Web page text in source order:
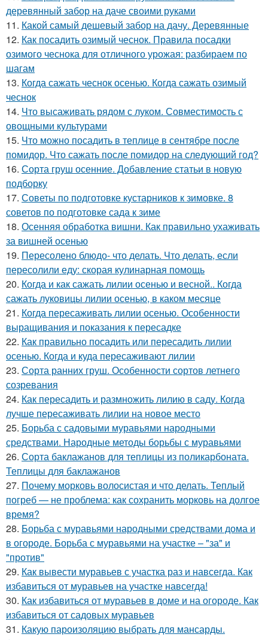
деревянный забор на даче своими руками
11. Какой самый дешевый забор на дачу. Деревянные
12. Как посадить озимый чеснок. Правила посадки
озимого чеснока для отличного урожая: разбираем по
шагам
13. Когда сажать чеснок осенью. Когда сажать озимый
чеснок
14. Что высаживать рядом с луком. Совместимость с
овощными культурами
15. Что можно посадить в теплице в сентябре после
помидор. Что сажать после помидор на следующий год?
16. Сорта груш осенние. Добавление статьи в новую
подборку
17. Советы по подготовке кустарников к зимовке. 8
советов по подготовке сада к зиме
18. Осенняя обработка вишни. Как правильно ухаживать
за вишней осенью
19. Пересолено блюдо- что делать. Что делать, если
пересолили еду: скорая кулинарная помощь
20. Когда и как сажать лилии осенью и весной.. Когда
сажать луковицы лилии осенью, в каком месяце
21. Когда пересаживать лилии осенью. Особенности
выращивания и показания к пересадке
22. Как правильно посадить или пересадить лилии
осенью. Когда и куда пересаживают лилии
23. Сорта ранних груш. Особенности сортов летнего
созревания
24. Как пересадить и размножить лилию в саду. Когда
лучше пересаживать лилии на новое место
25. Борьба с садовыми муравьями народными
средствами. Народные методы борьбы с муравьями
26. Сорта баклажанов для теплицы из поликарбоната.
Теплицы для баклажанов
27. Почему морковь волосистая и что делать. Теплый
погреб — не проблема: как сохранить морковь на долгое
время?
28. Борьба с муравьями народными средствами дома и
в огороде. Борьба с муравьями на участке – "за" и
"против"
29. Как вывести муравьев с участка раз и навсегда. Как
избавиться от муравьев на участке навсегда!
30. Как избавиться от муравьев в доме и на огороде. Как
избавиться от садовых муравьев
31. Какую пароизоляцию выбрать для мансарды.